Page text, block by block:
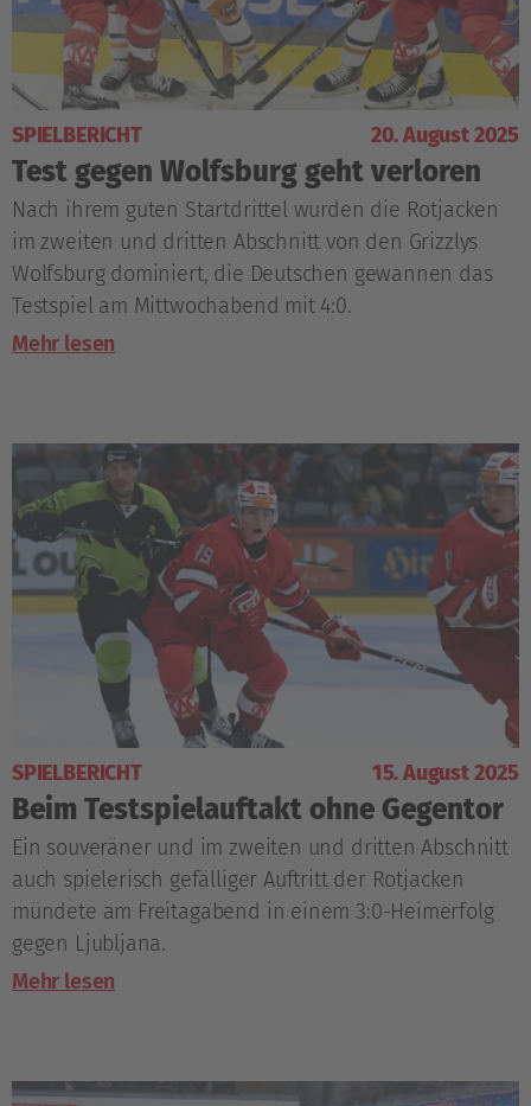
SPIELBERICHT 20. August 2025
Test gegen Wolfsburg geht verloren
Nach ihrem guten Startdrittel wurden die Rotjacken
im zweiten und dritten Abschnitt von den Grizzlys
Wolfsburg dominiert, die Deutschen gewannen das
Testspiel am Mittwochabend mit 4:0.
Mehr lesen
SPIELBERICHT 15. August 2025
Beim Testspielauftakt ohne Gegentor
Ein souveräner und im zweiten und dritten Abschnitt
auch spielerisch gefälliger Auftritt der Rotjacken
mündete am Freitagabend in einem 3:0-Heimerfolg
gegen Ljubljana.
Mehr lesen